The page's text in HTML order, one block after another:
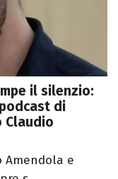
il silenzio:
di
Claudio
Amendola e